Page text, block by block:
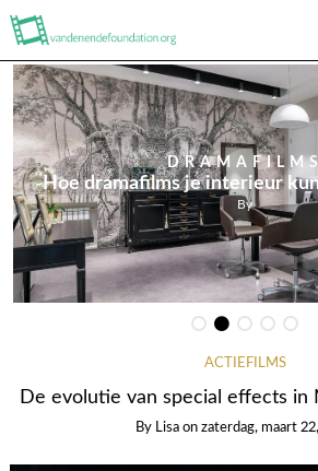
Hoe dramafilms je interieur
By
ACTIEFILMS
De evolutie van special effects in
By Lisa on zaterdag, maart